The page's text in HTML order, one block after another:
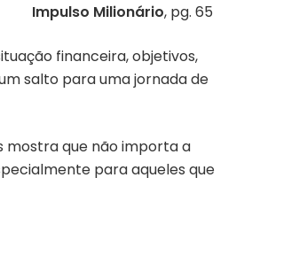
Impulso Milionário, pg. 65
financeira, objetivos,
salto para uma jornada de
mostra que não importa a
para aqueles que